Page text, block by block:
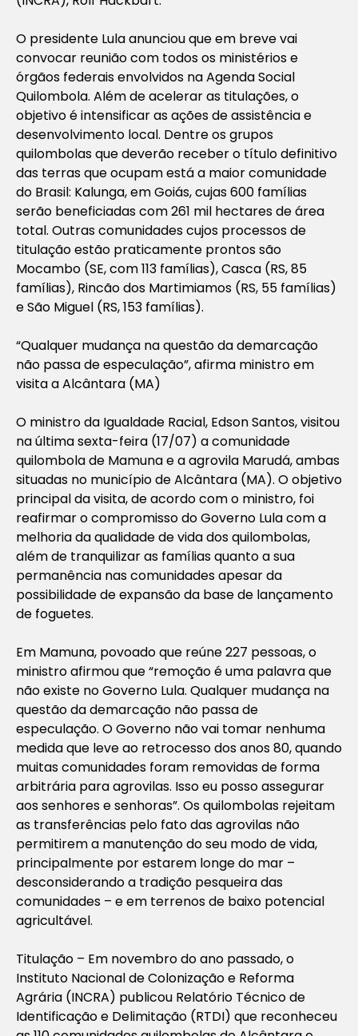
O presidente Lula anunciou que em breve vai
convocar reunião com todos os ministérios e
órgãos federais envolvidos na Agenda Social
Quilombola. Além de acelerar as titulações, o
objetivo é intensificar as ações de assistência e
desenvolvimento local. Dentre os grupos
quilombolas que deverão receber o título definitivo
das terras que ocupam está a maior comunidade
do Brasil: Kalunga, em Goiás, cujas 600 famílias
serão beneficiadas com 261 mil hectares de área
total. Outras comunidades cujos processos de
titulação estão praticamente prontos são
Mocambo (SE, com 113 famílias), Casca (RS, 85
famílias), Rincão dos Martimiamos (RS, 55 famílias)
e São Miguel (RS, 153 famílias).
“Qualquer mudança na questão da demarcação
não passa de especulação”, afirma ministro em
visita a Alcântara (MA)
O ministro da Igualdade Racial, Edson Santos, visitou
na última sexta-feira (17/07) a comunidade
quilombola de Mamuna e a agrovila Marudá, ambas
situadas no município de Alcântara (MA). O objetivo
principal da visita, de acordo com o ministro, foi
reafirmar o compromisso do Governo Lula com a
melhoria da qualidade de vida dos quilombolas,
além de tranquilizar as famílias quanto a sua
permanência nas comunidades apesar da
possibilidade de expansão da base de lançamento
de foguetes.
Em Mamuna, povoado que reúne 227 pessoas, o
ministro afirmou que “remoção é uma palavra que
não existe no Governo Lula. Qualquer mudança na
questão da demarcação não passa de
especulação. O Governo não vai tomar nenhuma
medida que leve ao retrocesso dos anos 80, quando
muitas comunidades foram removidas de forma
arbitrária para agrovilas. Isso eu posso assegurar
aos senhores e senhoras”. Os quilombolas rejeitam
as transferências pelo fato das agrovilas não
permitirem a manutenção do seu modo de vida,
principalmente por estarem longe do mar –
desconsiderando a tradição pesqueira das
comunidades – e em terrenos de baixo potencial
agricultável.
Titulação – Em novembro do ano passado, o
Instituto Nacional de Colonização e Reforma
Agrária (INCRA) publicou Relatório Técnico de
Identificação e Delimitação (RTDI) que reconheceu